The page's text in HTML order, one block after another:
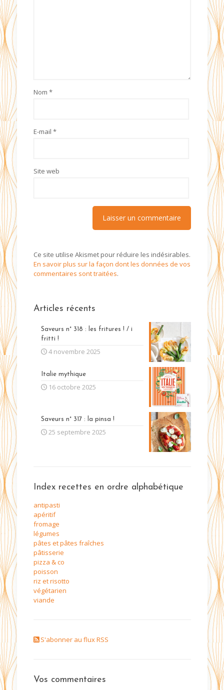
Nom *
E-mail *
Site web
Ce site utilise Akismet pour réduire les indésirables.
En savoir plus sur la façon dont les données de vos
commentaires sont traitées.
Articles récents
Saveurs n° 318 : les fritures ! / i
fritti !
4 novembre 2025
Italie mythique
16 octobre 2025
Saveurs n° 317 : la pinsa !
25 septembre 2025
Index recettes en ordre alphabétique
antipasti
apéritif
fromage
légumes
pâtes et pâtes fraîches
pâtisserie
pizza & co
poisson
riz et risotto
végétarien
viande
S'abonner au flux RSS
Vos commentaires